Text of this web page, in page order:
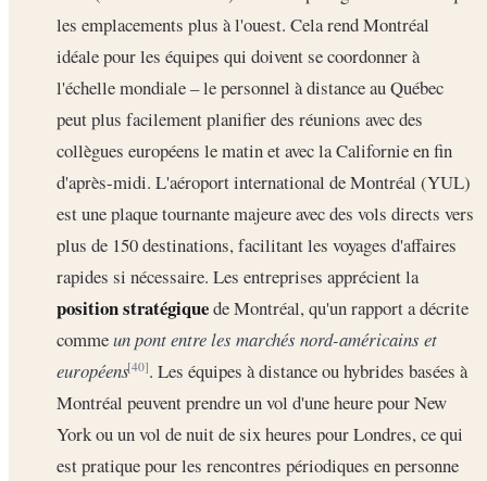
les emplacements plus à l'ouest. Cela rend Montréal
idéale pour les équipes qui doivent se coordonner à
l'échelle mondiale – le personnel à distance au Québec
peut plus facilement planifier des réunions avec des
collègues européens le matin et avec la Californie en fin
d'après-midi. L'aéroport international de Montréal (YUL)
est une plaque tournante majeure avec des vols directs vers
plus de 150 destinations, facilitant les voyages d'affaires
rapides si nécessaire. Les entreprises apprécient la
position stratégiquede Montréal, qu'un rapport a décrite
commeun pont entre les marchés nord-américains et
européens[40]. Les équipes à distance ou hybrides basées à
Montréal peuvent prendre un vol d'une heure pour New
York ou un vol de nuit de six heures pour Londres, ce qui
est pratique pour les rencontres périodiques en personne